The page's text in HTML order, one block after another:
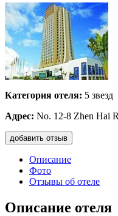
Категория отеля: 5 звезд
Адрес: No. 12-8 Zhen Hai
добавить отзыв
Описание
Фото
Отзывы об отеле
Описание отеля